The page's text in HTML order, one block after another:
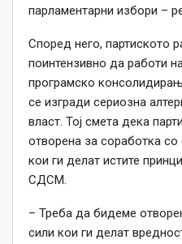
парламентарни избори –
Според него, партиското
поинтензивно да работи
програмско
се изгради сериозна
власт. Тој смета дека
отворена за соработка со
кои ги делат истите
СДСМ.
– Треба да бидеме
сили кои ги делат